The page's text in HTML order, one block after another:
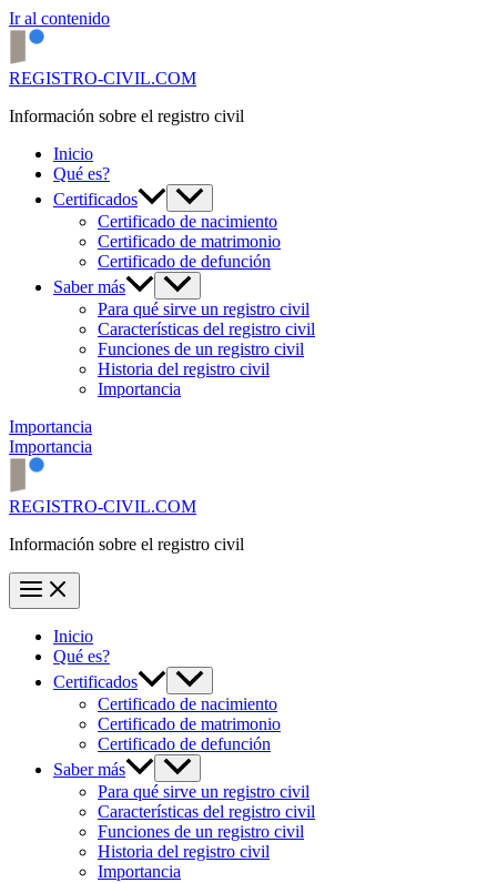
Ir al contenido
REGISTRO-CIVIL.COM
Información sobre el registro civil
Inicio
Qué es?
Certificados
Certificado de nacimiento
Certificado de matrimonio
Certificado de defunción
Saber más
Para qué sirve un registro civil
Características del registro civil
Funciones de un registro civil
Historia del registro civil
Importancia
Importancia
Importancia
REGISTRO-CIVIL.COM
Información sobre el registro civil
Inicio
Qué es?
Certificados
Certificado de nacimiento
Certificado de matrimonio
Certificado de defunción
Saber más
Para qué sirve un registro civil
Características del registro civil
Funciones de un registro civil
Historia del registro civil
Importancia